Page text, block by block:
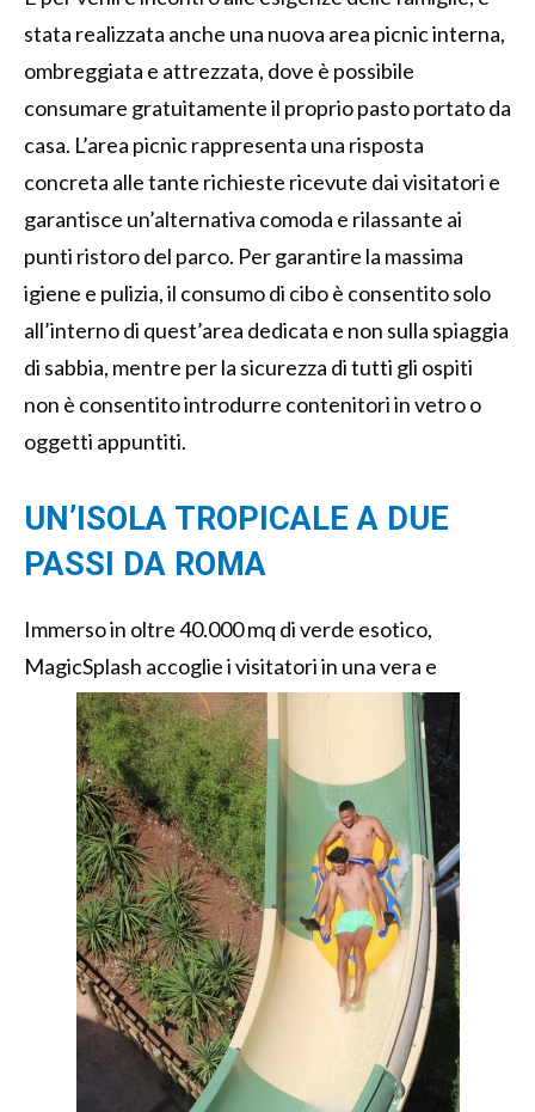
stata realizzata anche una nuova area picnic interna,
ombreggiata e attrezzata, dove è possibile
consumare gratuitamente il proprio pasto portato da
casa. L’area picnic rappresenta una risposta
concreta alle tante richieste ricevute dai visitatori e
garantisce un’alternativa comoda e rilassante ai
punti ristoro del parco. Per garantire la massima
igiene e pulizia, il consumo di cibo è consentito solo
all’interno di quest’area dedicata e non sulla spiaggia
di sabbia, mentre per la sicurezza di tutti gli ospiti
non è consentito introdurre contenitori in vetro o
oggetti appuntiti.
UN’ISOLA TROPICALE A DUE
PASSI DA ROMA
Immerso in oltre 40.000 mq di verde esotico,
MagicSplash accoglie i visitatori in una vera e